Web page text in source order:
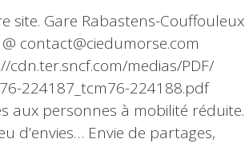
Gare Rabastens-Couffouleux
contact@ciedumorse.com
cdn.ter.sncf.com/medias/PDF/
224187_tcm76-224188.pdf
aux personnes à mobilité réduite.
d’envies… Envie de partages,